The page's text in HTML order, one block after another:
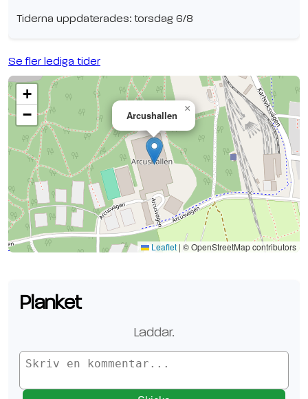
Tiderna uppdaterades: torsdag 6/8
Se fler lediga tider
Arcushallen
×
+
−
Leaflet | © OpenStreetMap contributors
Se planen på Google Maps
Planket
Laddar.